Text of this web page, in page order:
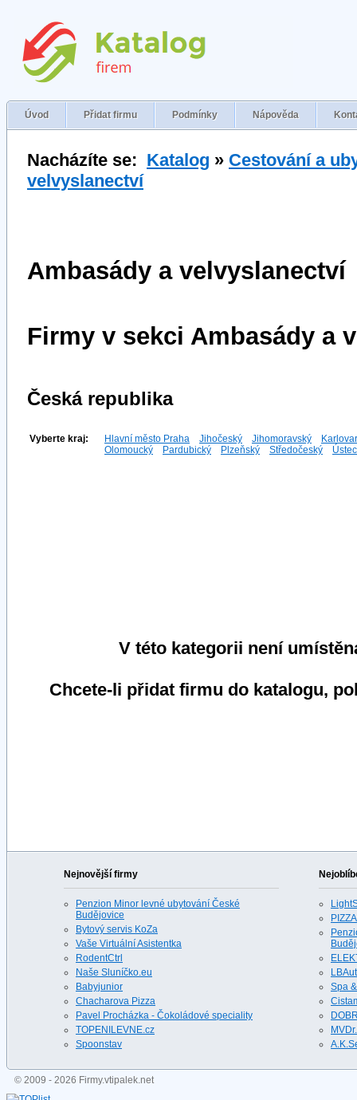
Úvod Přidat firmu Podmínky Nápověda
Nacházíte se: Katalog » Cestování a
velvyslanectví
Ambasády a velvyslanectví
Firmy v sekci Ambasády a
Česká republika
Vyberte kraj: Hlavní město Praha Jihočeský Jihomoravský
Olomoucký
Pardubický Plzeňský Středočeský
V této kategorii není
Chcete-li přidat firmu do katalogu,
Nejnovější firmy
Penzion Minor levné ubytování České
Budějovice
Bytový servis KoZa
Vaše Virtuální Asistentka
RodentCtrl
Naše Sluníčko.eu
Babyjunior
Chacharova Pizza
Pavel Procházka - Čokoládové speciality
TOPENILEVNE.cz
Spoonstav
Spa
© 2009 - 2026 Firmy.vtipalek.net